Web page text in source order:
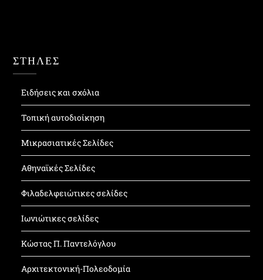
ΣΤΗΛΕΣ
Ειδήσεις και σχόλια
Τοπική αυτοδιοίκηση
Μικρασιατικές Σελίδες
Αθηναϊκές Σελίδες
Φιλαδελφειώτικες σελίδες
Ιωνιώτικες σελίδες
Κώστας Π. Παντελόγλου
Αρχιτεκτονική-Πολεοδομία